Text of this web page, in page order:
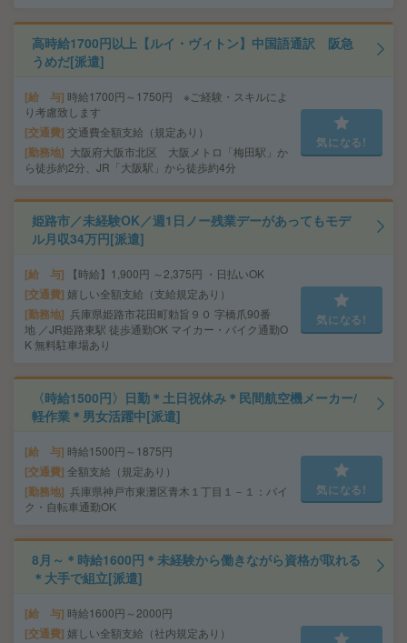
高時給1700円以上【ルイ・ヴィトン】中国語通訳 阪急
うめだ[派遣]
給 与 時給1700円～1750円 ※ご経験・スキルによ
り考慮致します
交通費 交通費全額支給（規定あり）
勤務地
大阪府大阪市北区 大阪メトロ「梅田駅」か
ら徒歩約2分、JR「大阪駅」から徒歩約4分
気になる!
姫路市／未経験OK／週1日ノー残業デーがあってもモデ
ル月収34万円[派遣]
給 与 【時給】1,900円 ～2,375円 ・日払いOK
交通費 嬉しい全額支給（支給規定あり）
勤務地 兵庫県姫路市花田町勅旨９０ 字橋爪90番
地 ／JR姫路東駅 徒歩通勤OK マイカー・バイク通勤O
K 無料駐車場あり
気になる!
〈時給1500円〉日勤＊土日祝休み＊民間航空機メーカー/
軽作業＊男女活躍中[派遣]
給 与 時給1500円～1875円
交通費 全額支給（規定あり）
勤務地 兵庫県神戸市東灘区青木１丁目１－１：バイ
ク・自転車通勤OK
気になる!
8月～＊時給1600円＊未経験から働きながら資格が取れる
＊大手で組立[派遣]
給 与 時給1600円～2000円
交通費 嬉しい全額支給（社内規定あり）